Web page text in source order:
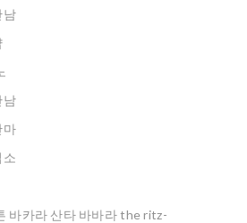
남
남
마
소
바카라 산타 바바라 the ritz-